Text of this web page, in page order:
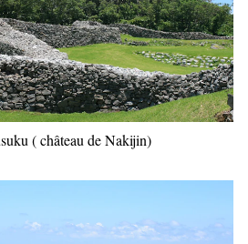
( château de Nakijin)